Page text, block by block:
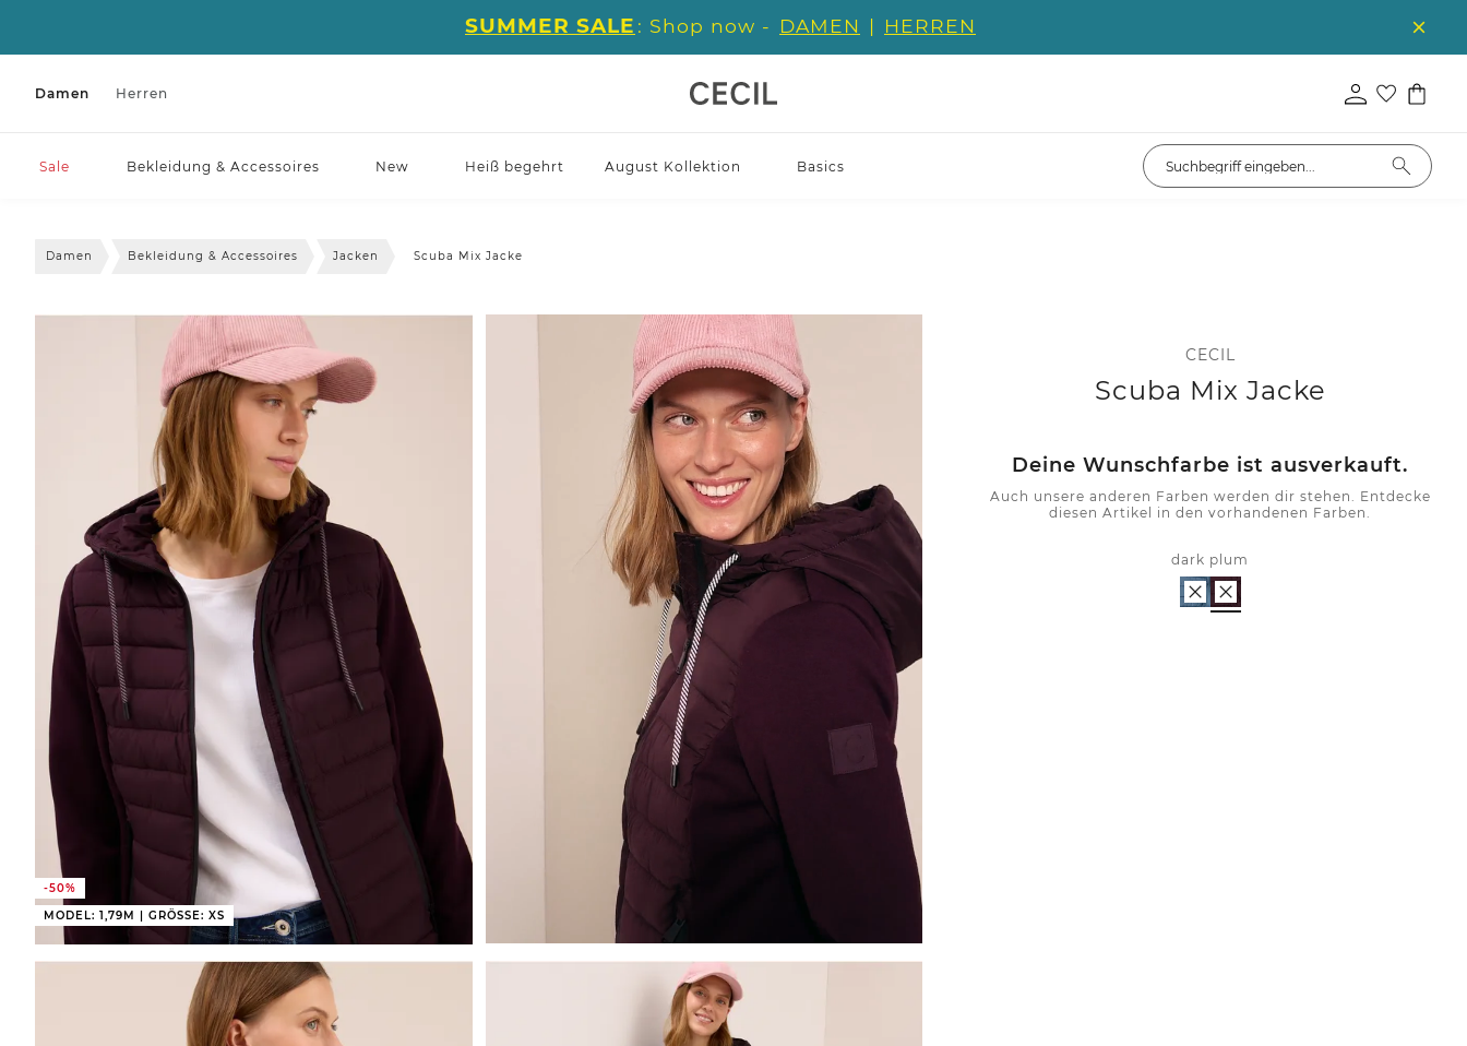
SUMMER SALE : Shop now - DAMEN | HERREN
Damen Herren
Sale Bekleidung & Accessoires New Heiß begehrt August Kollektion Basics
Damen Bekleidung & Accessoires Jacken Scuba Mix Jacke
-50%
MODEL: 1,79M | GRÖSSE: XS
CECIL
Scuba Mix Jacke
Deine Wunschfarbe ist ausverkauft.
Auch unsere anderen Farben werden dir stehen. Entdecke
diesen Artikel in den vorhandenen Farben.
dark plum